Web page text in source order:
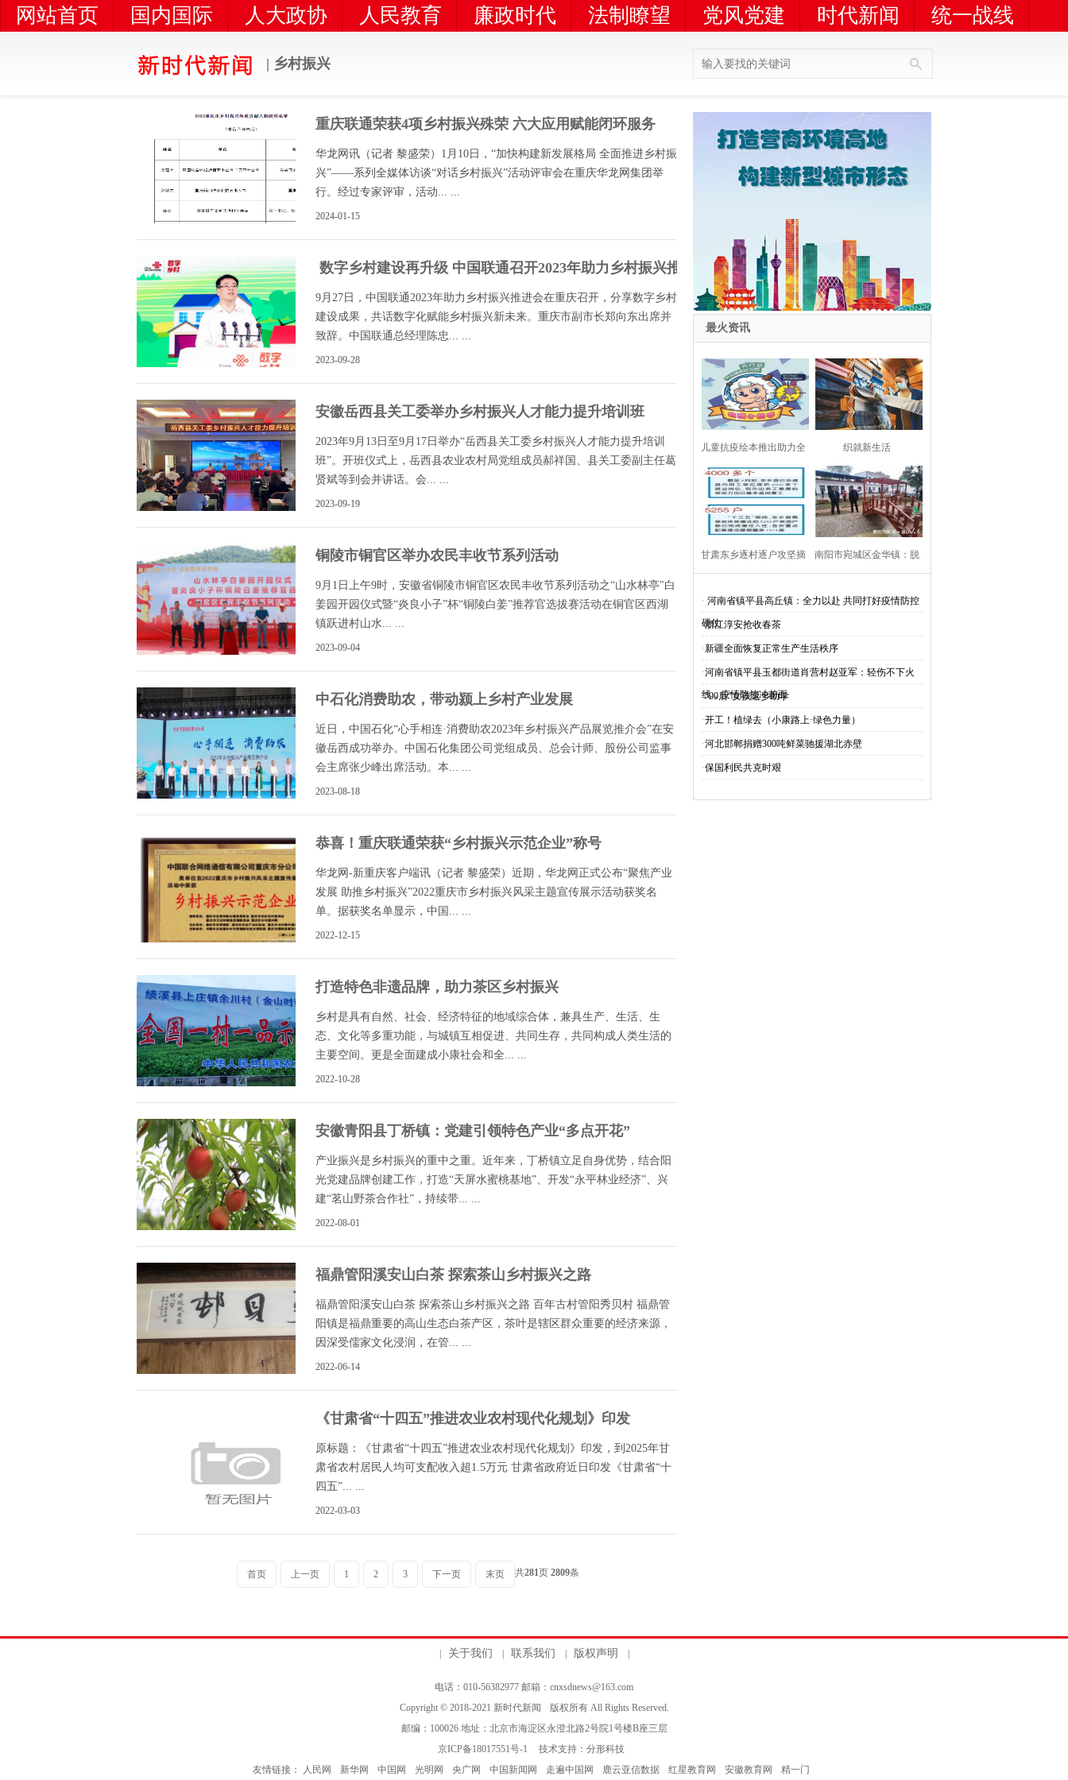
网站首页 国内国际 人大政协 人民教育 廉政时代 法制瞭望 党风党建 时代新闻
统一战线
| 乡村振兴
重庆联通荣获4项乡村振兴殊荣 六大应用赋能闭环服务
华龙网讯（记者 黎盛荣）1月10日，“加快构建新发展格局 全面推进乡村振
兴”——系列全媒体访谈“对话乡村振兴”活动评审会在重庆华龙网集团举
行。经过专家评审，活动... ...
2024-01-15
​ 数字乡村建设再升级 中国联通召开2023年助力乡村振兴推进会
9月27日，中国联通2023年助力乡村振兴推进会在重庆召开，分享数字乡村
建设成果，共话数字化赋能乡村振兴新未来。重庆市副市长郑向东出席并
致辞。中国联通总经理陈忠... ...
2023-09-28
安徽岳西县关工委举办乡村振兴人才能力提升培训班
2023年9月13日至9月17日举办“岳西县关工委乡村振兴人才能力提升培训
班”。开班仪式上，岳西县农业农村局党组成员郝祥国、县关工委副主任葛
贤斌等到会并讲话。会... ...
2023-09-19
铜陵市铜官区举办农民丰收节系列活动
9月1日上午9时，安徽省铜陵市铜官区农民丰收节系列活动之“山水林亭"白
姜园开园仪式暨“炎良小子”杯“铜陵白姜”推荐官选拔赛活动在铜官区西湖
镇跃进村山水... ...
2023-09-04
中石化消费助农，带动颍上乡村产业发展
近日，中国石化“心手相连·消费助农2023年乡村振兴产品展览推介会”在安
徽岳西成功举办。中国石化集团公司党组成员、总会计师、股份公司监事
会主席张少峰出席活动。本... ...
2023-08-18
恭喜！重庆联通荣获“乡村振兴示范企业”称号
华龙网-新重庆客户端讯（记者 黎盛荣）近期，华龙网正式公布“聚焦产业
发展 助推乡村振兴”2022重庆市乡村振兴风采主题宣传展示活动获奖名
单。据获奖名单显示，中国... ...
2022-12-15
打造特色非遗品牌，助力茶区乡村振兴
乡村是具有自然、社会、经济特征的地域综合体，兼具生产、生活、生
态、文化等多重功能，与城镇互相促进、共同生存，共同构成人类生活的
主要空间。更是全面建成小康社会和全... ...
2022-10-28
安徽青阳县丁桥镇：党建引领特色产业“多点开花”
产业振兴是乡村振兴的重中之重。近年来，丁桥镇立足自身优势，结合阳
光党建品牌创建工作，打造“天屏水蜜桃基地”、开发“永平林业经济”、兴
建“茗山野茶合作社”，持续带... ...
2022-08-01
福鼎管阳溪安山白茶 探索茶山乡村振兴之路
福鼎管阳溪安山白茶 探索茶山乡村振兴之路 百年古村管阳秀贝村 福鼎管
阳镇是福鼎重要的高山生态白茶产区，茶叶是辖区群众重要的经济来源，
因深受儒家文化浸润，在管... ...
2022-06-14
《甘肃省“十四五”推进农业农村现代化规划》印发
原标题：《甘肃省“十四五”推进农业农村现代化规划》印发，到2025年甘
肃省农村居民人均可支配收入超1.5万元 甘肃省政府近日印发《甘肃省“十
四五”... ...
2022-03-03
首页 上一页 1 2 3 下一页 末页 共281页 2809条
最火资讯
儿童抗疫绘本推出助力全
球公益传播
织就新生活
甘肃东乡逐村逐户攻坚摘 南阳市宛城区金华镇：脱
· 河南省镇平县高丘镇：全力以赴 共同打好疫情防控
硬仗
·浙江淳安抢收春茶
·新疆全面恢复正常生产生活秩序
·河南省镇平县玉都街道肖营村赵亚军：轻伤不下火
线，疫情防控冲前面
·“90后”女孩返乡助学
·开工！植绿去（小康路上·绿色力量）
·河北邯郸捐赠300吨鲜菜驰援湖北赤壁
·保国利民共克时艰
关于我们 联系我们 版权声明
电话：010-56382977 邮箱：cnxsdnews@163.com
Copyright © 2018-2021 新时代新闻
版权所有 All Rights Reserved.
邮编：100026 地址：北京市海淀区永澄北路2号院1号楼B座三层
京ICP备18017551号-1
技术支持： 分形科技
友情链接：
人民网 新华网 中国网 光明网 央广网 中国新闻网 走遍中国网 鹿云亚信数据 红星教育网 安徽教育网 精一门